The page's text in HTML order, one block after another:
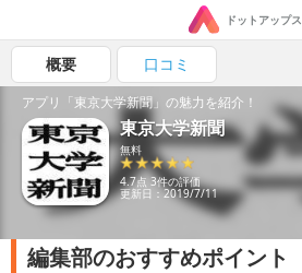
ドットアップス
概要 口コミ
アプリ「東京大学新聞」の魅力を紹介！
東京大学新聞
無料
4.7点 3件の評価
更新日：2019/7/11
編集部のおすすめポイント